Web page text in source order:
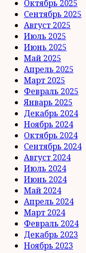
Октябрь 2025
Сентябрь 2025
Август 2025
Июль 2025
Июнь 2025
Май 2025
Апрель 2025
Март 2025
Февраль 2025
Январь 2025
Декабрь 2024
Ноябрь 2024
Октябрь 2024
Сентябрь 2024
Август 2024
Июль 2024
Июнь 2024
Май 2024
Апрель 2024
Март 2024
Февраль 2024
Декабрь 2023
Ноябрь 2023